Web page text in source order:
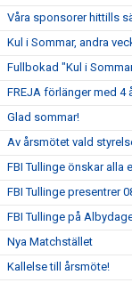
Våra sponsorer hittills
Kul i Sommar, andra
Fullbokad "Kul i
FREJA förlänger med 4
Glad sommar!
Av årsmötet vald
FBI Tullinge önskar alla
FBI Tullinge presentrer
FBI Tullinge på
Nya Matchstället
Kallelse till årsmöte!